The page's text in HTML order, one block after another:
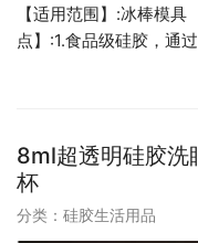
【适用范围】:冰棒模
点】:1.食品级硅
8ml超透明硅胶洗
杯
分类： 硅胶生活用品